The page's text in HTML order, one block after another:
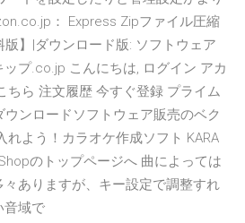
： Express Zipファイル圧縮
】|ダウンロード版: ソフトウェア
プ.co.jp こんにちは, ログイン アカ
ちら 注文履歴 今すぐ登録 プライム
ウンロードソフトウェア販売のベク
れよう！カラオケ作成ソフト KARA
のトップページへ 曲によっては
ありますが、キー設定で調整すれ
音域で